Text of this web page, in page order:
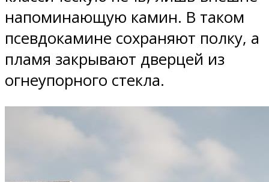
напоминающую камин. В таком
псевдокамине сохраняют полку, а
пламя закрывают дверцей из
огнеупорного стекла.